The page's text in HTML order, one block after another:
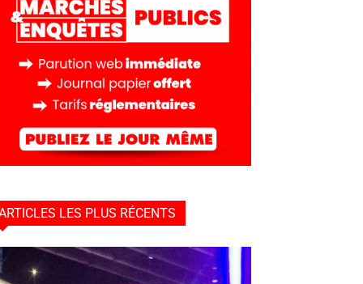
LES PLUS RÉCENTS